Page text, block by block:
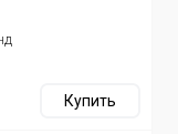
Купить